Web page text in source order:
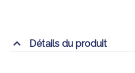
Détails du produit